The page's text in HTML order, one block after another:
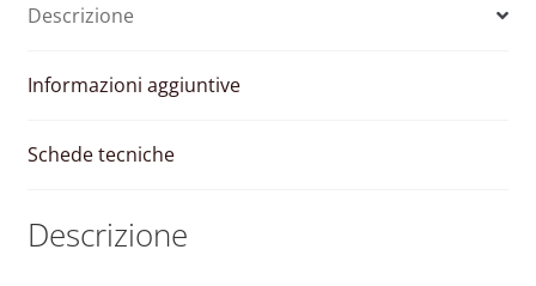
REGOLATORE
PWM
PRESA
Descrizione
Informazioni aggiuntive
Schede tecniche
Descrizione